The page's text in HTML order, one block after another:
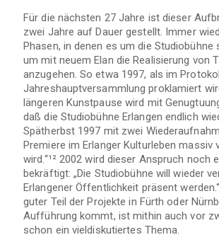
Für die nächsten 27 Jahre ist dieser
zwei Jahre auf Dauer gestellt. Immer
Phasen, in denen es um die Studiobühne
um mit neuem Elan die Realisierung von
anzugehen. So etwa 1997, als im
Jahreshauptversammlung proklamiert
längeren Kunstpause wird mit
daß die Studiobühne Erlangen endlich
Spätherbst 1997 mit zwei
Premiere im Erlanger Kulturleben massiv
wird.“¹² 2002 wird dieser Anspruch noch
bekräftigt: „Die Studiobühne will wieder
Erlangener Öffentlichkeit präsent
guter Teil der Projekte in Fürth oder
Aufführung kommt, ist mithin auch vor
schon ein vieldiskutiertes Thema.